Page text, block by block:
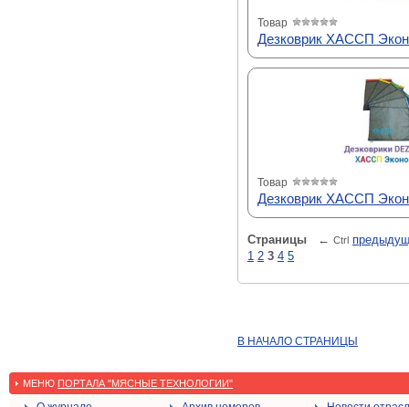
Товар
Дезковрик ХАССП
Товар
Дезковрик ХАССП
Страницы ← Ctrl
1 2 3 4 5
В НАЧАЛО СТРАНИЦЫ
МЕНЮ ПОРТАЛА "МЯСНЫЕ ТЕХНОЛОГИИ"